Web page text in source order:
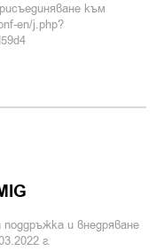
към
en/j.php?
и внедряване
г.